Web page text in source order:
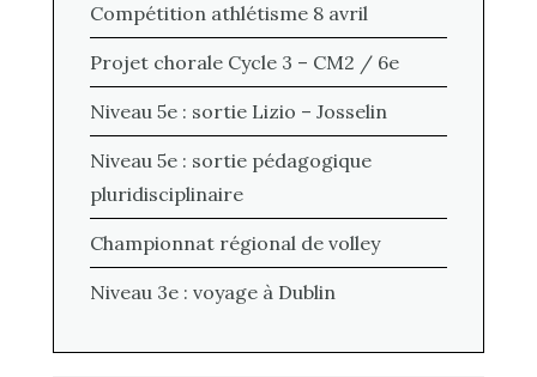
Compétition athlétisme 8 avril
Projet chorale Cycle 3 – CM2 / 6e
Niveau 5e : sortie Lizio – Josselin
Niveau 5e : sortie pédagogique
pluridisciplinaire
Championnat régional de volley
Niveau 3e : voyage à Dublin